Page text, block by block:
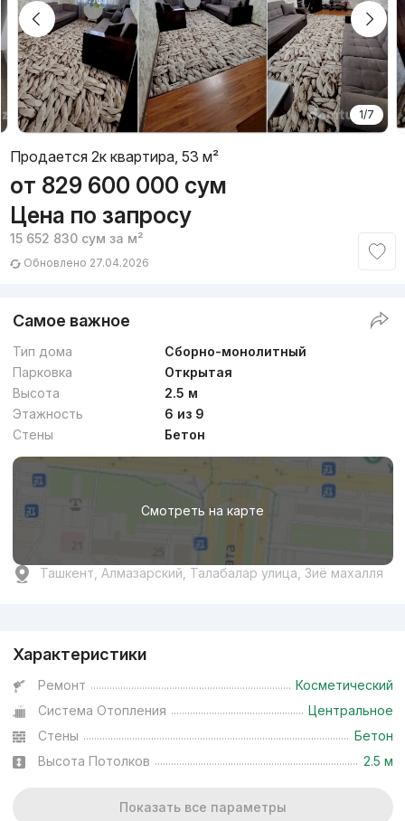
1/7
Продается 2к квартира, 53 м²
от 829 600 000 сум
Цена по запросу
15 652 830 сум за м²
Обновлено 27.04.2026
Самое важное
Тип дома
Сборно-монолитный
Парковка
Открытая
Высота
2.5 м
Этажность
6 из 9
Стены
Бетон
Смотреть на карте
Ташкент, Алмазарский, Талабалар улица, Зиё махалля
Характеристики
Ремонт
Косметический
Система Отопления
Центральное
Стены
Бетон
Высота Потолков
2.5 м
Показать все параметры